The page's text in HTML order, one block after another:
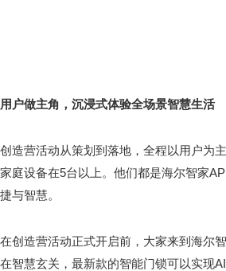
用户做主角，沉浸式体验全场景智慧生活
创造营活动从策划到落地，全程以用户为
家庭设备在5台以上。他们都是海尔智家
捷与智慧。
在创造营活动正式开启前，大家来到海尔
在智慧玄关，最新款的智能门锁可以实现